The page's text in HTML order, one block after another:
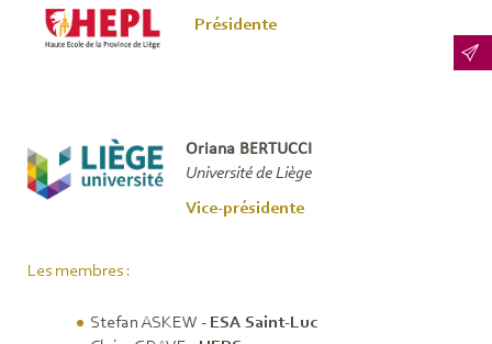
Présidente
Oriana BERTUCCI
Université de Liège
Vice-présidente
Les membres :
Stefan ASKEW -ESA Saint-Luc